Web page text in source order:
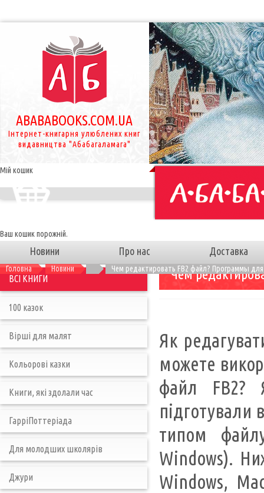
ABABABOOKS.COM.UA
Інтернет-книгарня улюблених книг
видавництва "Абабагаламага"
Мій кошик
Ваш кошик порожній.
Новини Про нас Доставка
Головна Новини Чем редактировать FB2 файл? Программы для
Чем
Як
можете
файл FB2?
підготували
типом
Windows).
Windows,
ВСІ КНИГИ
100 казок
Вірші для малят
Кольорові казки
Книги, які здолали час
ГарріПоттеріада
Для молодших школярів
Джури